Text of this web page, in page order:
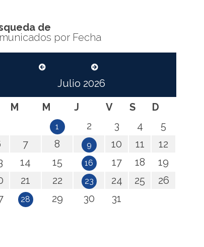
de
por Fecha
Julio 2026
M M J V S D
1 2 3 4
5
7 8 9 10 11
12
14 15 16 17 18
19
21 22 23 24 25
26
28 29 30 31